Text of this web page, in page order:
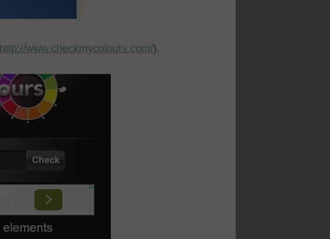
http://www.checkmycolours.com/).